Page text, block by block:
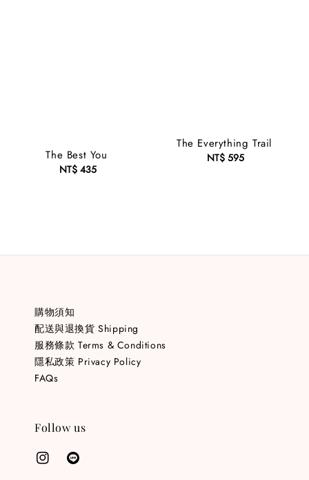
The Best You
Regular
NT$ 435
The Everything Trail
Regular
NT$ 595
購物須知
配送與退換貨 Shipping
服務條款 Terms & Conditions
隱私政策 Privacy Policy
FAQs
Follow us